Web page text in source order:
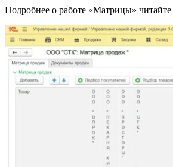
Подробнее о работе «Матрицы» читайте